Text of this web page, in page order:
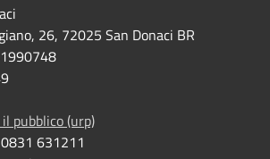
26, 72025 San Donaci BR
pubblico (urp)
631211